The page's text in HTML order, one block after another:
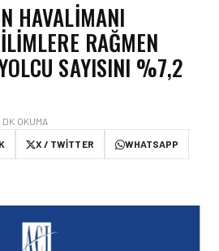
HAVALIMANI
RAĞMEN
SAYISINI %7,2
DK OKUMA
X / TWITTER WHATSAPP